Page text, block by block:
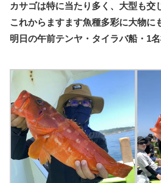
カサゴは特に当たり多く、大型も交
これからますます魚種多彩に大物に
明日の午前テンヤ・タイラバ船・1